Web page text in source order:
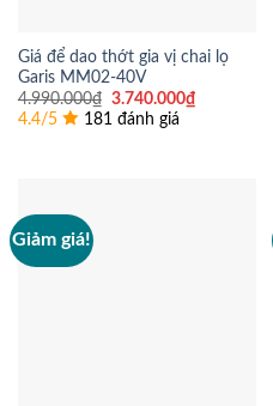
Giá để dao thớt gia vị chai lọ
Garis MM02-40V
4.990.000₫ Giá
gốc
là:
3.740.000₫Giá
hiện
4.4/5 181 đánh giá
Giảm giá!